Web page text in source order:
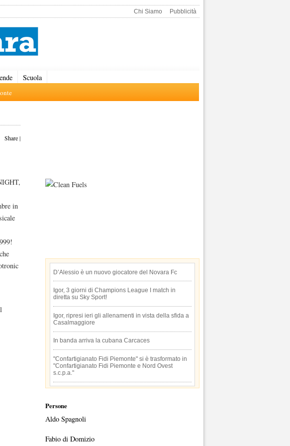
Chi Siamo Pubblicità
Scuola
Share|
in
D’Alessio è un nuovo giocatore del Novara Fc
Igor, 3 giorni di Champions League I match in
diretta su Sky Sport!
Igor, ripresi ieri gli allenamenti in vista della sfida a
Casalmaggiore
In banda arriva la cubana Carcaces
"Confartigianato Fidi Piemonte" si è trasformato in
"Confartigianato Fidi Piemonte e Nord Ovest
s.c.p.a."
Persone
Aldo Spagnoli
Fabio di Domizio